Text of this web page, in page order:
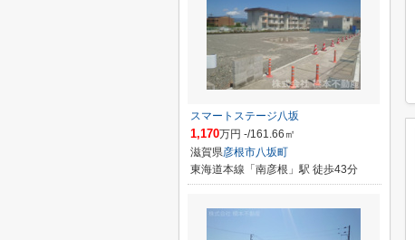
スマートステージ八坂
1,170万円 -/161.66㎡
滋賀県彦根市八坂町
東海道本線「南彦根」駅 徒歩43分